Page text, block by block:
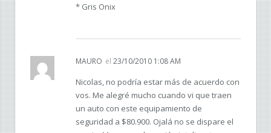
* Gris Onix
MAURO el 23/10/2010 1:08 AM
Nicolas, no podría estar más de acuerdo con
vos. Me alegré mucho cuando vi que traen
un auto con este equipamiento de
seguridad a $80.900. Ojalá no se dispare el